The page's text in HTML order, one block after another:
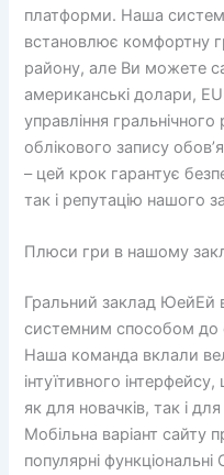
платформи. Наша
встановлює комфортну
району, але Ви можете
американські долари,
управління гральнічного
облікового запису
– цей крок гарантує
так і репутацію нашого
Плюси гри в нашому
Гральний заклад ЮейЕй
системним способом до
Наша команда вклали
інтуїтивного
як для новачків, так і
Мобільна варіант сайту
популярні